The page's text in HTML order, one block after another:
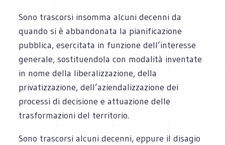
Sono trascorsi insomma alcuni decenni da
quando si è abbandonata la pianificazione
pubblica, esercitata in funzione dell’interesse
generale, sostituendola con modalità inventate
in nome della liberalizzazione, della
privatizzazione, dell’aziendalizzazione dei
processi di decisione e attuazione delle
trasformazioni del territorio.
Sono trascorsi alcuni decenni, eppure il disagio